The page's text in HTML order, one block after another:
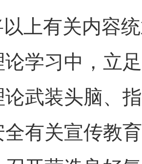
上有关内容
学习中，立
武装头脑、
全有关宣传教